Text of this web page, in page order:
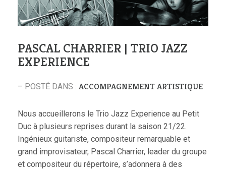
PASCAL CHARRIER | TRIO JAZZ
EXPERIENCE
– POSTÉ DANS : ACCOMPAGNEMENT ARTISTIQUE
Nous accueillerons le Trio Jazz Experience au Petit
Duc à plusieurs reprises durant la saison 21/22.
Ingénieux guitariste, compositeur remarquable et
grand improvisateur, Pascal Charrier, leader du groupe
et compositeur du répertoire, s’adonnera à des